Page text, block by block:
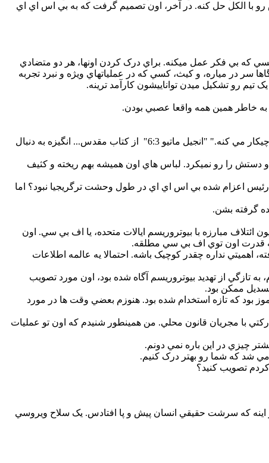
با الکل حل کنه. در آخر، اون تصميم گرفت که به بي اس اي اي
که بي فکر عمل ميکنه. براي درک کردن اونها، هر دو متضادي
سر در مياره، و کيث، کسي که در عملياتهاي ويژه و نبرد تجربه
تيم رو تشکيل ميدن تواناييشون کارآمد ترينه.
خاطر همين همه واقعا عصبي بودن.
مصاحبه کننده: اون هميشه ميخواست بگه "اجازه ندين که دست چپتون بدونه که دست راستتون چيکار مي کنه." "انجيل ماتيو 6:3" از کتاب مقدس... انگيزه به دنبال
را رو نميکرد. لباس هاي اون هميشه بهم ريخته و کثيف
رئيس اعزام شده بي اس اي اي در طول وحشت ترگريجيا نبود؟ اما
گرفته بشن.
مبارزه با بيوتروريسم ايالات متحده، يا اف بي سي. اون
قدرت اون توي اف بي سي مطلقه.
اهميتي نداره چقدر کوچيک باشه. احتمالا يه عالمه اطلاعات
تازگي از تهديد بيوتروريسم آگاه شده بود، اون مورد تصويب
ممکن بود.
بود که تازه استخدام شده بود. هنوزم بعضي وقت ها در مورد
با مجريان قانون محلي. من همينطور شنيدم که اون تو عمليات
چيزي در اين باره نمي دونم.
شد که شما رو بهتر درک کنيم.
تصويب کنيد؟
اينه که سرشت حقيقي انسان پيش و پا افتادس. يک سلاح ويروسي